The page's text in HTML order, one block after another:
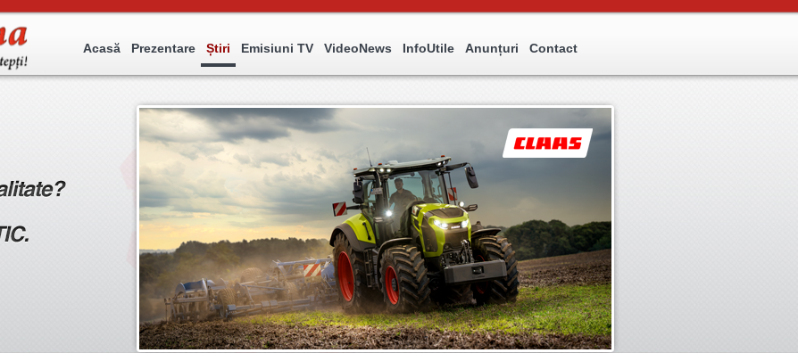
Acasă Prezentare Știri Emisiuni TV VideoNews InfoUtile Anunțuri Contact